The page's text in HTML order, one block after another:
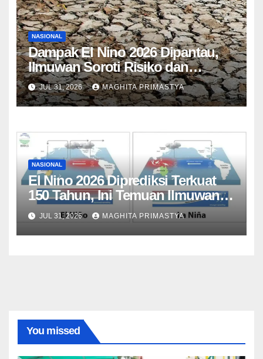
NASIONAL
Dampak El Nino 2026 Dipantau,
Ilmuwan Soroti Risiko dan
Mitigasi
JUL 31, 2026 MAGHITA PRIMASTYA
NASIONAL
El Nino 2026 Diprediksi Terkuat
150 Tahun, Ini Temuan Ilmuwan
Iklim
JUL 31, 2026 MAGHITA PRIMASTYA
You missed